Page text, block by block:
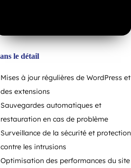
le détail
Mises à jour régulières de WordPress et
des extensions
Sauvegardes automatiques et
restauration en cas de problème
Surveillance de la sécurité et protection
contre les intrusions
Optimisation des performances du site